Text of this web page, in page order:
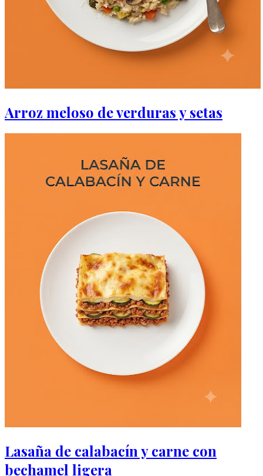
Arroz meloso de verduras y setas
Lasaña de calabacín y carne con
bechamel ligera